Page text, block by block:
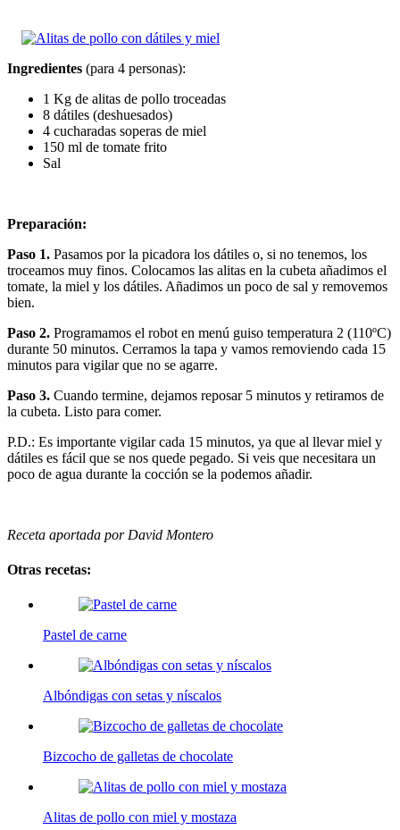
Ingredientes (para 4 personas):
1 Kg de alitas de pollo troceadas
8 dátiles (deshuesados)
4 cucharadas soperas de miel
150 ml de tomate frito
Sal
Preparación:
Paso 1. Pasamos por la picadora los dátiles o, si no tenemos, los
troceamos muy finos. Colocamos las alitas en la cubeta añadimos el
tomate, la miel y los dátiles. Añadimos un poco de sal y removemos
bien.
Paso 2. Programamos el robot en menú guiso temperatura 2 (110ºC)
durante 50 minutos. Cerramos la tapa y vamos removiendo cada 15
minutos para vigilar que no se agarre.
Paso 3. Cuando termine, dejamos reposar 5 minutos y retiramos de
la cubeta. Listo para comer.
P.D.: Es importante vigilar cada 15 minutos, ya que al llevar miel y
dátiles es fácil que se nos quede pegado. Si veis que necesitara un
poco de agua durante la cocción se la podemos añadir.
Receta aportada por David Montero
Otras recetas:
Pastel de carne
Albóndigas con setas y níscalos
Bizcocho de galletas de chocolate
Alitas de pollo con miel y mostaza